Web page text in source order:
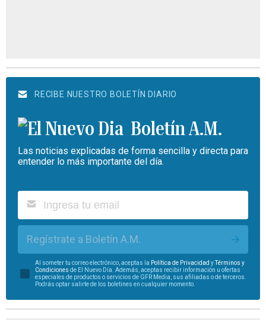
RECIBE NUESTRO BOLETÍN DIARIO
Boletín A.M.
Las noticias explicadas de forma sencilla y directa para
entender lo más importante del día.
Regístrate a Boletín A.M.
Al someter tu correo electrónico, aceptas la Política de Privacidad yTérminos y
Condiciones de El Nuevo Día. Además, aceptas recibir información u ofertas
especiales de productos o servicios de GFR Media, sus afiliadas o de terceros.
Podrás optar salirte de los boletines en cualquier momento.